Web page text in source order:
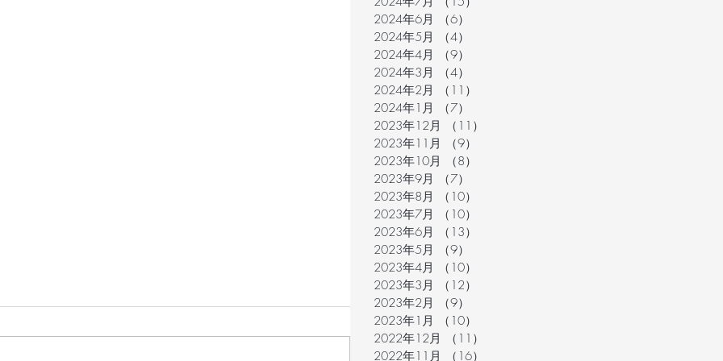
2024年6月
（6）
2024年5月
（4）
2024年4月
（9）
2024年3月
（4）
2024年2月
（11）
2024年1月
（7）
2023年12月
（11）
2023年11月
（9）
2023年10月
（8）
2023年9月
（7）
2023年8月
（10）
2023年7月
（10）
2023年6月
（13）
2023年5月
（9）
2023年4月
（10）
2023年3月
（12）
2023年2月
（9）
2023年1月
（10）
2022年12月
（11）
2022年11月
（16）